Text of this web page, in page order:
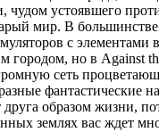
чудом устоявшего
мир. В большинстве
с
городом, но в Against
сеть
фантастические
образом жизни,
землях вас ждет